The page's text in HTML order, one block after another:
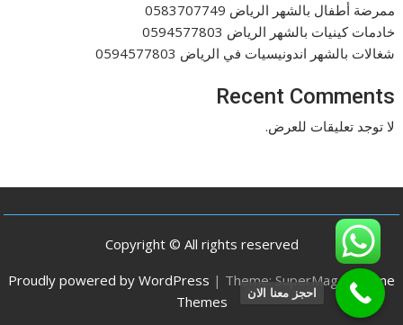
ممرضة أطفال بالشهر الرياض 0583707749
خادمات كينيات بالشهر الرياض 0594577803
شغالات بالشهر اندونيسيات في الرياض 0594577803
Recent Comments
لا توجد تعليقات للعرض.
Copyright © All rights reserved
Proudly powered by WordPress | Theme: SuperMag by
Acme
Themes
احجز معنا الان